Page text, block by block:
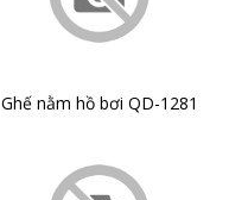
Ghế nằm hồ bơi QD-1281